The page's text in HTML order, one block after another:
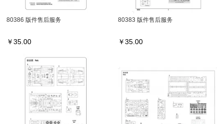
80386 版件售后服务
￥35.00
80383 版件售后服务
￥35.00